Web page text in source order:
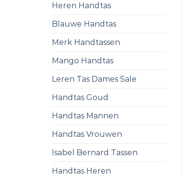
Heren Handtas
Blauwe Handtas
Merk Handtassen
Mango Handtas
Leren Tas Dames Sale
Handtas Goud
Handtas Mannen
Handtas Vrouwen
Isabel Bernard Tassen
Handtas Heren